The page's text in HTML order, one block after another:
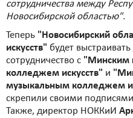
сотрудничества между
Новосибирской областью".
Теперь "Новосибирский
искусств" будет
сотрудничество с "Минским
колледжем искусств" и
музыкальным колледжем
скрепили своими
Также, директор НОККиИ